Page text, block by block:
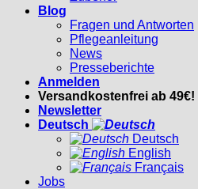
Blog
Fragen und Antworten
Pflegeanleitung
News
Presseberichte
Anmelden
Versandkostenfrei ab 49€!
Newsletter
Deutsch
Deutsch
English
Français
Jobs